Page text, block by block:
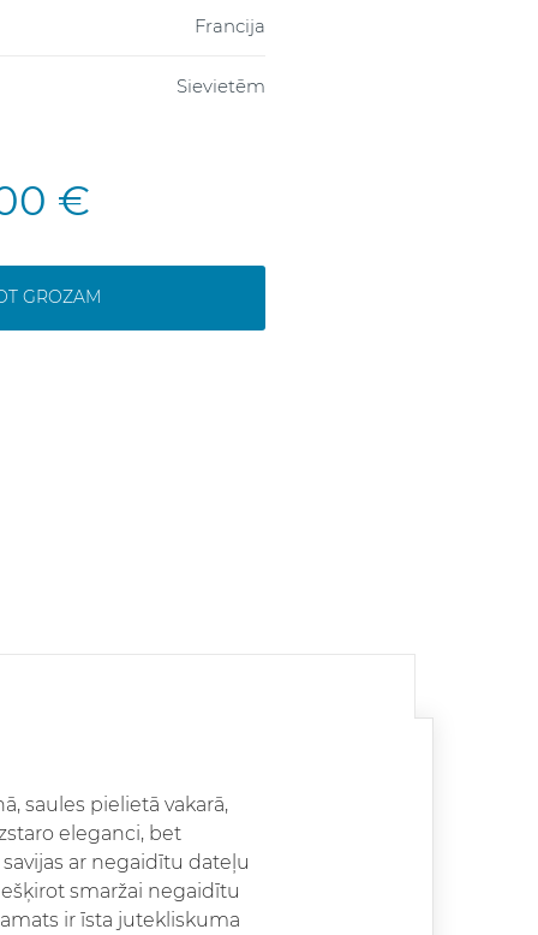
Francija
Sievietēm
€
GROZAM
saules pielietā vakarā,
eleganci, bet
ar negaidītu dateļu
smaržai negaidītu
ir īsta jutekliskuma